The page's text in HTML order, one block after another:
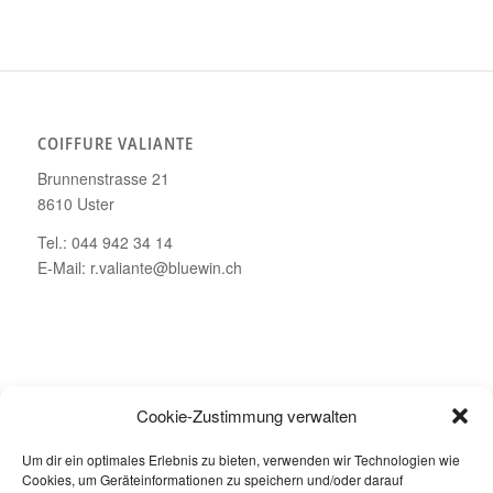
Cookie-Zustimmung verwalten
Um dir ein optimales Erlebnis zu bieten, verwenden wir Technologien wie
Cookies, um Geräteinformationen zu speichern und/oder darauf
COIFFURE VALIANTE
Brunnenstrasse 21
8610 Uster
Tel.: 044 942 34 14
E-Mail: r.valiante@bluewin.ch
Dienstag bis Freitag: 08.00 – 19.00 Uhr